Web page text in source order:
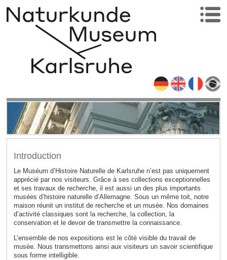
Introduction
Le Muséum d’Histoire Naturelle de Karlsruhe n’est pas uniquement
apprécié par nos visiteurs. Grâce à ses collections exceptionnelles
et ses travaux de recherche, il est aussi un des plus importants
musées d’histoire naturelle d’Allemagne. Sous un même toit, notre
maison réunit un institut de recherche et un musée. Nos domaines
d’activité classiques sont la recherche, la collection, la
conservation et le devoir de transmettre la connaissance.
L’ensemble de nos expositions est le côté visible du travail de
musée. Nous transmettons ainsi aux visiteurs un savoir scientifique
sous forme intelligible.